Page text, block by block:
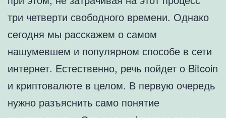
три четверти свободного времени. Однако
сегодня мы расскажем о самом
нашумевшем и популярном способе в сети
интернет. Естественно, речь пойдет о Bitcoin
и криптовалюте в целом. В первую очередь
нужно разъяснить само понятие